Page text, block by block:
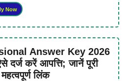
Now
Answer Key 2026
करें आपत्ति; जानें पूरी
लिंक